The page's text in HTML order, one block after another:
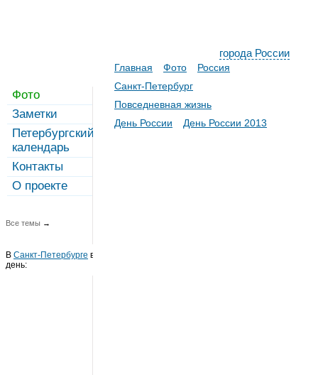
города России
Фото
Заметки
Петербургский
календарь
Контакты
О проекте
Все темы →
В Санкт-Петербурге в этот
день:
Главная Фото
Россия
Санкт-Петербург
Повседневная жизнь
День России
День России 2013